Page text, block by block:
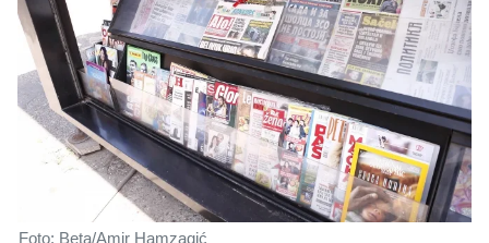
Foto: Beta/Amir Hamzagić